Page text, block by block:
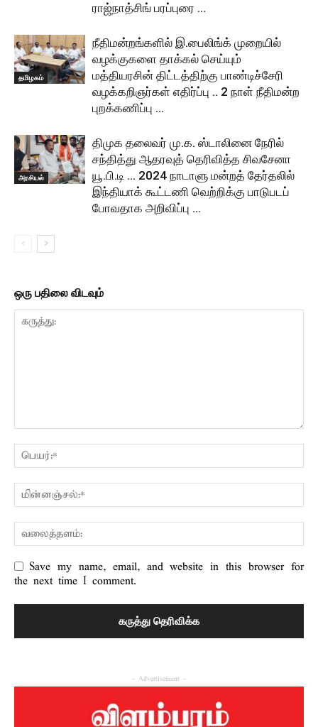
ராஜ்நாத்சிங் பரப்புரை …
தமிழகம்
நீதிமன்றங்களில் இ.பைலிங்க் முறையில்
வழக்குகளை தாக்கல் செய்யும்
மத்தியரசின் திட்டத்திற்கு பாண்டிச்சேரி
வழக்கறிஞர்கள் எதிர்ப்பு .. 2 நாள் நீதிமன்ற
புறக்கணிப்பு …
அரசியல்
திமுக தலைவர் மு.க. ஸ்டாலினை நேரில்
சந்தித்து ஆதரவுத் தெரிவித்த சிவசேனா
யூ.பி.டி … 2024 நாடாளு மன்றத் தேர்தலில்
இந்தியாக் கூட்டணி வெற்றிக்கு பாடுபடப்
போவதாக அறிவிப்பு …
ஒரு பதிலை விடவும்
Save my name, email, and website in this browser for
the next time I comment.
- Advertisement -